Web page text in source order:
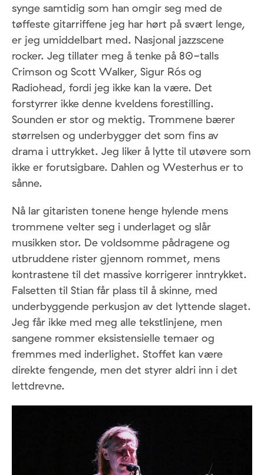
synge samtidig som han omgir seg med de
tøffeste gitarriffene jeg har hørt på svært lenge,
er jeg umiddelbart med. Nasjonal jazzscene
rocker. Jeg tillater meg å tenke på 80-talls
Crimson og Scott Walker, Sigur Rós og
Radiohead, fordi jeg ikke kan la være. Det
forstyrrer ikke denne kveldens forestilling.
Sounden er stor og mektig. Trommene bærer
størrelsen og underbygger det som fins av
drama i uttrykket. Jeg liker å lytte til utøvere som
ikke er forutsigbare. Dahlen og Westerhus er to
sånne.
Nå lar gitaristen tonene henge hylende mens
trommene velter seg i underlaget og slår
musikken stor. De voldsomme pådragene og
utbruddene rister gjennom rommet, mens
kontrastene til det massive korrigerer inntrykket.
Falsetten til Stian får plass til å skinne, med
underbyggende perkusjon av det lyttende slaget.
Jeg får ikke med meg alle tekstlinjene, men
sangene rommer eksistensielle temaer og
fremmes med inderlighet. Stoffet kan være
direkte fengende, men det styrer aldri inn i det
lettdrevne.